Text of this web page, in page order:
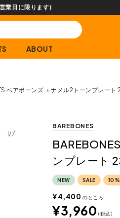
業日に限ります)
ABOUT
ベアボーンズ エナメル2トーンプレート
1/7
BAREBONES
ンプレート
NEW SALE
¥4,400 のところ
¥3,960 税込